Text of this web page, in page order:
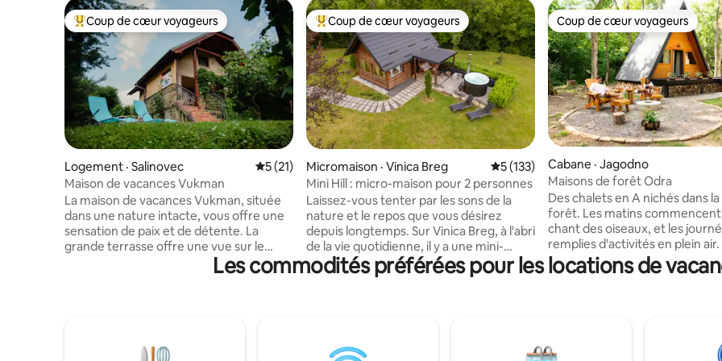
Coup de cœur voyageurs parmi les plus aimés
Coup de cœur voyageurs
Logement · Salinovec Note moyenne de 5 sur 5, 21 commentaires
5 (21)
Maison de vacances Vukman
La maison de vacances Vukman, située
dans une nature intacte, vous offre une
sensation de paix et de détente. La
grande terrasse offre une vue sur le
vignoble et la montagne Ivančica. Elle est
aménagée pour vous offrir confort et
endroits et profiter des différentes
Coup de cœur voyageurs parmi les plus aimés
Coup de cœur voyageurs
Micromaison · Vinica Breg Note moyenne de 5 sur 5, 133
5 (133)
Mini Hill : micro-maison pour 2 personnes
Laissez-vous tenter par les sons de la
nature et le repos que vous désirez
depuis longtemps. Sur Vinica Breg, à l'abri
de la vie quotidienne, il y a une mini-
colline, un endroit spécial fait pour se
détendre, profiter et s'évader dans la
recherchent l'expérience. Pour ceux qui
Coup de cœur voyageurs
Coup de cœur voyageurs
Cabane · Jagodno
Maisons de forêt Odra
Des chalets en A nichés dans
forêt. Les matins commencent
chant des oiseaux, et les
remplies d'activités en plein air.
chalets offrent un mélange
confort et de nature, un
donnant sur la canopée, des
un canapé moelleux, une
Les commodités préférées pour les locations de